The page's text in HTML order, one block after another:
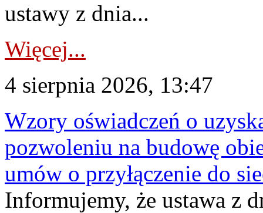
ustawy z dnia...
Więcej...
4 sierpnia 2026, 13:47
Wzory oświadczeń o
pozwoleniu na budowę
umów o przyłączenie do
Informujemy, że ustawa z